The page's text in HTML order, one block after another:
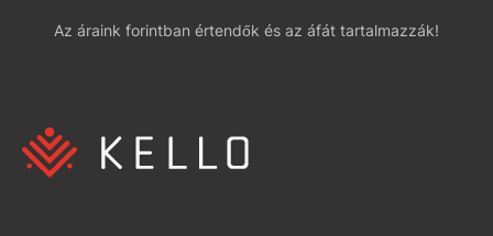
Az áraink forintban értendők és az áfát tartalmazzák!